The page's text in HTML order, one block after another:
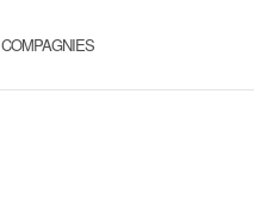
COMPAGNIES